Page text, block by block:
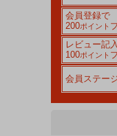
会員登録で
200ポイント
レビュー記
100ポイント
会員ステー